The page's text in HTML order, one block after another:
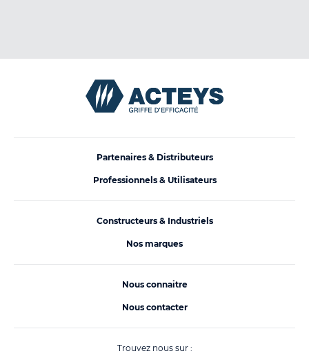
Partenaires & Distributeurs
Professionnels & Utilisateurs
Constructeurs & Industriels
Nos marques
Nous connaitre
Nous contacter
Trouvez nous sur :